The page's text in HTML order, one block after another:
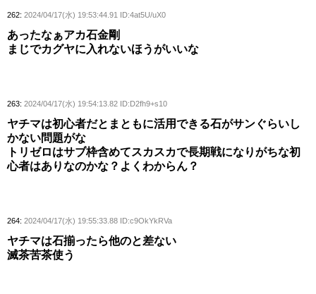
262: 2024/04/17(水) 19:53:44.91 ID:4at5U/uX0
あったなぁアカ石金剛
まじでカグヤに入れないほうがいいな
263: 2024/04/17(水) 19:54:13.82 ID:D2fh9+s10
ヤチマは初心者だとまともに活用できる石がサンぐらいし
かない問題がな
トリゼロはサブ枠含めてスカスカで長期戦になりがちな初
心者はありなのかな？よくわからん？
264: 2024/04/17(水) 19:55:33.88 ID:c9OkYkRVa
ヤチマは石揃ったら他のと差ない
滅茶苦茶使う